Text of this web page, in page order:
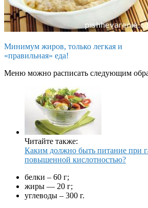
Минимум жиров, только легкая и
«правильная» еда!
Меню можно расписать следующим
Читайте также:
Каким должно быть питание при
повышенной кислотностью?
белки – 60 г;
жиры — 20 г;
углеводы – 300 г.